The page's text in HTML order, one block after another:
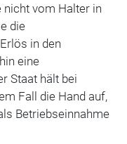
nicht vom Halter in
die
in den
eine
Staat hält bei
Fall die Hand auf,
Betriebseinnahme